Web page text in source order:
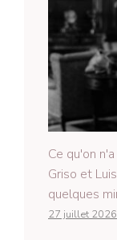
Ce qu'on
Griso et
quelques
27 juillet 2026